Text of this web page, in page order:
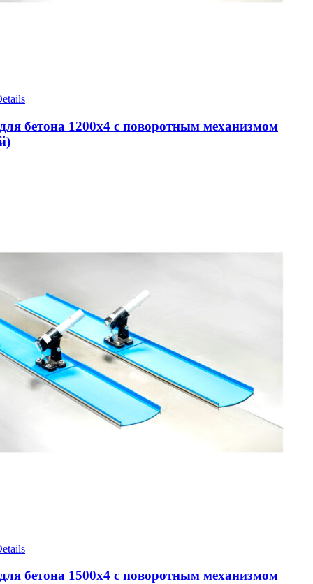
бетона 1200х4 с поворотным механизмом
бетона 1500х4 с поворотным механизмом